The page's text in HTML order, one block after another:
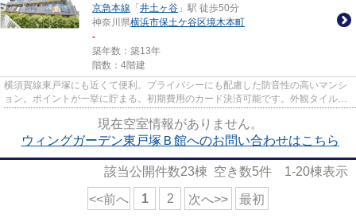
京急本線 「 井土ヶ谷 」駅 徒歩50分
神奈川県横浜市保土ケ谷区境木本町
-
築年数：築13年
階数：4階建
横須賀線東戸塚にも近くて便利。プライバシーにも配慮した防音性の高いマンシ
ョン。ポイントが一挙に貯まる。初期費用のカード決済可能です。外観タイル張
現在空室情報がありません。
ウィングガーデン東戸塚Ｂ館へのお問い合わせはこちら
該当公開件数23棟 空き数5件 1-20棟表示
<<前へ 1 2 次へ>> 最初